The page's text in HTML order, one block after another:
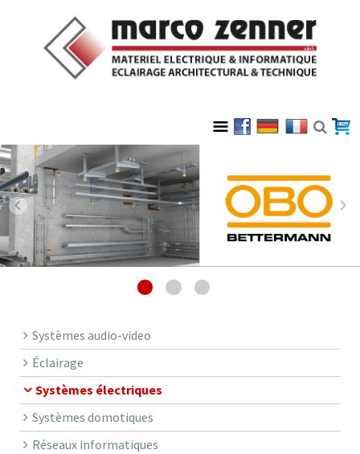
Systèmes audio-video
Éclairage
Systèmes électriques
Systèmes domotiques
Réseaux informatiques